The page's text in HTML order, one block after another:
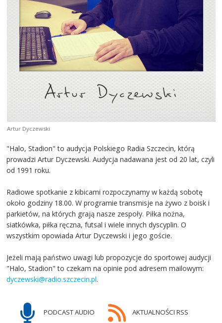
Artur Dyczewski
"Halo, Stadion" to audycja Polskiego Radia Szczecin, którą
prowadzi Artur Dyczewski. Audycja nadawana jest od 20 lat, czyli
od 1991 roku.
Radiowe spotkanie z kibicami rozpoczynamy w każdą sobotę
około godziny 18.00. W programie transmisje na żywo z boisk i
parkietów, na których grają nasze zespoły. Piłka nożna,
siatkówka, piłka ręczna, futsal i wiele innych dyscyplin. O
wszystkim opowiada Artur Dyczewski i jego goście.
Jeżeli mają państwo uwagi lub propozycje do sportowej audycji
"Halo, Stadion" to czekam na opinie pod adresem mailowym:
dyczewski@radio.szczecin.pl.
PODCAST AUDIO AKTUALNOŚCI RSS